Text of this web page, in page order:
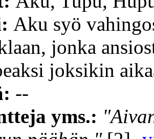
Aku syö
jonka
joksikin
--
yms.: